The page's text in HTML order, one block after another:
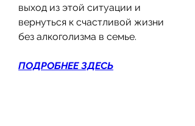
выход из этой ситуации и
вернуться к счастливой жизни
без алкоголизма в семье.
ПОДРОБНЕЕ ЗДЕСЬ